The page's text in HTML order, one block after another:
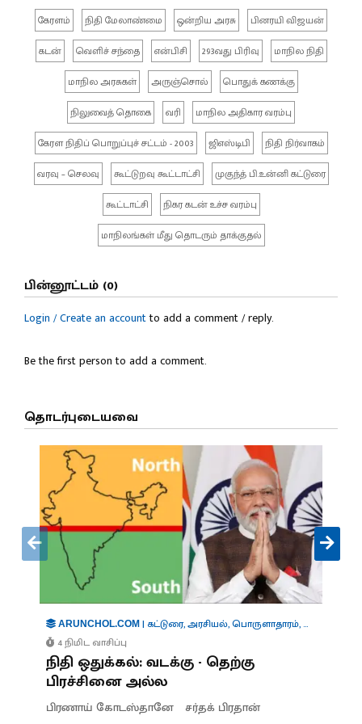
கேரளம் நிதி மேலாண்மை ஒன்றிய அரசு
பினரயி விஜயன்
கடன்
வெளிச் சந்தை என்பிசி 293வது பிரிவு
மாநில நிதி
மாநில அரசுகள்
அருஞ்சொல்
பொதுக் கணக்கு
நிலுவைத் தொகை
வரி
மாநில அதிகார வரம்பு
கேரள நிதிப் பொறுப்புச் சட்டம் - 2003
ஜிஎஸ்டிபி
நிதி நிர்வாகம்
வரவு – செலவு
கூட்டுறவு கூட்டாட்சி
முகுந்த் பி.உன்னி கட்டுரை
கூட்டாட்சி
நிகர கடன் உச்ச வரம்பு
மாநிலங்கள் மீது தொடரும் தாக்குதல்
பின்னூட்டம் (0)
Login / Create an accountto add a comment / reply.
Be the first person to add a comment.
தொடர்புடையவை
ARUNCHOL.COM |கட்டுரை,அரசியல்,பொருளாதாரம்,கூட்டாட்சி
4 நிமிட வாசிப்பு
நிதி ஒதுக்கல்: வடக்கு - தெற்கு
பிரச்சினை அல்ல
பிரணாய் கோடஸ்தானே சர்தக் பிரதான்